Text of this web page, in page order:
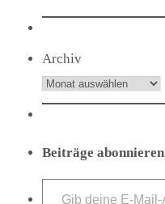
Archiv
Beiträge abonnieren
Gib deine E-Mail-Adresse ein ...